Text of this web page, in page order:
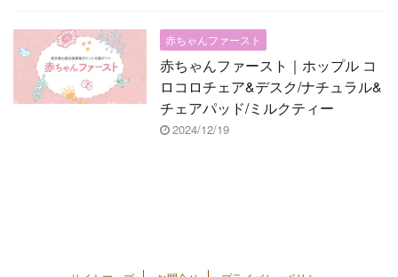
赤ちゃんファースト
赤ちゃんファースト｜ホップル コ
ロコロチェア&デスク/ナチュラル&
チェアパッド/ミルクティー
2024/12/19